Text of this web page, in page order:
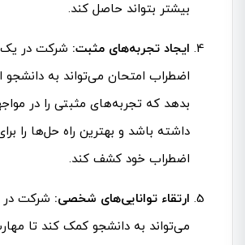
بیشتر بتواند حاصل کند.
ایجاد تجربه‌های مثبت: شرکت در یک
اضطراب امتحان می‌تواند به دانشجو
بدهد که تجربه‌های مثبتی را در
داشته باشد و بهترین راه حل‌ها را
اضطراب خود کشف کند.
ارتقاء توانایی‌های شخصی: شرکت در
می‌تواند به دانشجو کمک کند تا